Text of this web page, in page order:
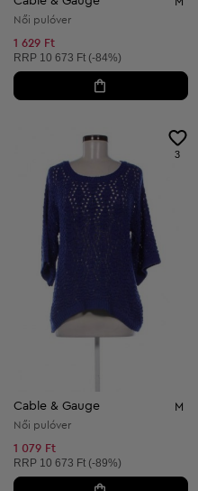
Női pulóver
1 629 Ft
Ajánlott ár:
RRP 10 673 Ft (-84%)
3
Cable & Gauge M
Női pulóver
1 079 Ft
Ajánlott ár:
RRP 10 673 Ft (-89%)